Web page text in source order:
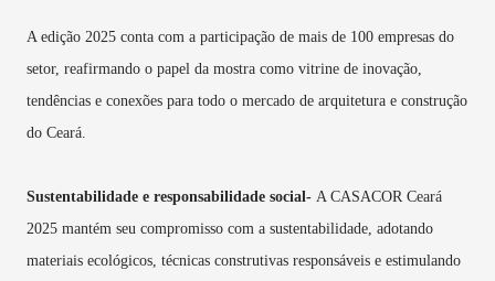
A edição 2025 conta com a participação de mais de 100 empresas do
setor, reafirmando o papel da mostra como vitrine de inovação,
tendências e conexões para todo o mercado de arquitetura e construção
do Ceará.
Sustentabilidade e responsabilidade social- A CASACOR Ceará
2025 mantém seu compromisso com a sustentabilidade, adotando
materiais ecológicos, técnicas construtivas responsáveis e estimulando